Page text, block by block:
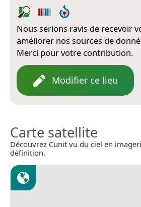
Nous serions ravis de recevoir
améliorer nos sources de
Merci pour votre contribution.
Modifier ce lieu
Carte satellite
Découvrez Cunit vu du ciel en
définition.